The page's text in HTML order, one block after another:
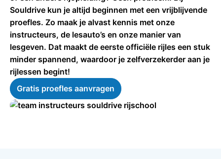
Souldrive kun je altijd beginnen met een vrijblijvende
proefles. Zo maak je alvast kennis met onze
instructeurs, de lesauto’s en onze manier van
lesgeven. Dat maakt de eerste officiële rijles een stuk
minder spannend, waardoor je zelfverzekerder aan je
rijlessen begint!
Gratis proefles aanvragen